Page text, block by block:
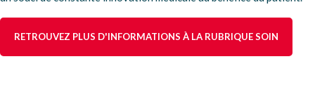
RETROUVEZ PLUS D'INFORMATIONS À LA RUBRIQUE SOIN